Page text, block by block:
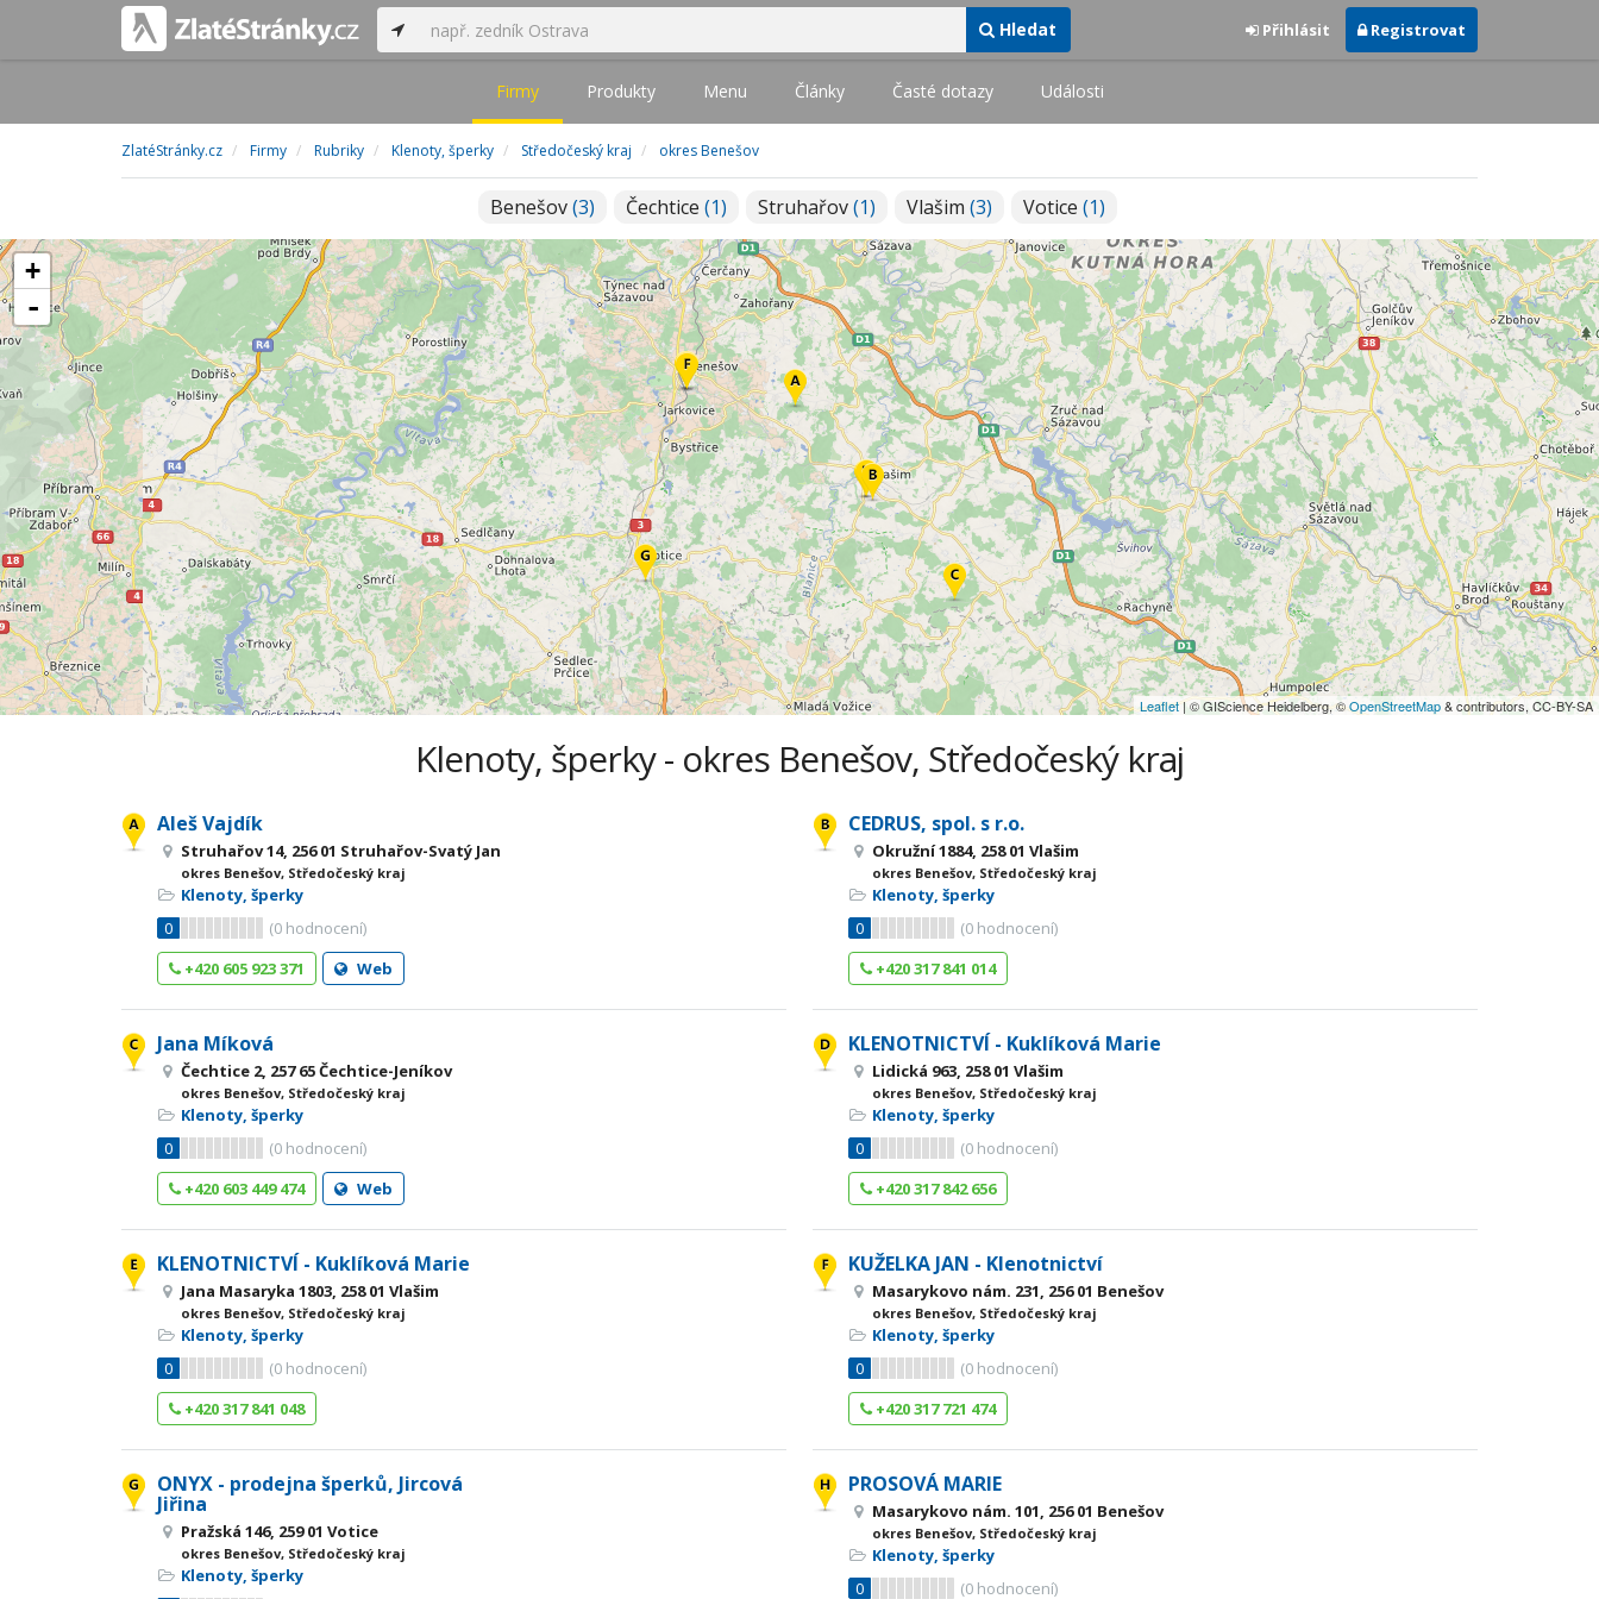
Hledat Přihlásit Registrovat
Firmy Produkty Menu Články Časté dotazy Události
ZlatéStránky.cz Firmy Rubriky Klenoty, šperky Středočeský kraj okres Benešov
Benešov(3) Čechtice (1) Struhařov(1) Vlašim (3) Votice (1)
+
-
Leaflet | © GIScience Heidelberg, ©OpenStreetMap& contributors, CC-BY-SA
Klenoty, šperky - okres Benešov, Středočeský kraj
Aleš Vajdík
Struhařov 14, 256 01 Struhařov-Svatý Jan
okres Benešov, Středočeský kraj
Klenoty, šperky
0
(0 hodnocení)
+420 605 923 371
Web
CEDRUS, spol. s r.o.
Okružní 1884, 258 01 Vlašim
okres Benešov, Středočeský kraj
Klenoty, šperky
0
(0 hodnocení)
+420 317 841 014
Jana Míková
Čechtice 2, 257 65 Čechtice-Jeníkov
okres Benešov, Středočeský kraj
Klenoty, šperky
0
(0 hodnocení)
+420 603 449 474
Web
KLENOTNICTVÍ - Kuklíková Marie
Lidická 963, 258 01 Vlašim
okres Benešov, Středočeský kraj
Klenoty, šperky
0
(0 hodnocení)
+420 317 842 656
KLENOTNICTVÍ - Kuklíková Marie
Jana Masaryka 1803, 258 01 Vlašim
okres Benešov, Středočeský kraj
Klenoty, šperky
0
(0 hodnocení)
+420 317 841 048
KUŽELKA JAN - Klenotnictví
Masarykovo nám. 231, 256 01 Benešov
okres Benešov, Středočeský kraj
Klenoty, šperky
0
(0 hodnocení)
+420 317 721 474
ONYX - prodejna šperků, Jircová
Jiřina
Pražská 146, 259 01 Votice
okres Benešov, Středočeský kraj
Klenoty, šperky
PROSOVÁ MARIE
Masarykovo nám. 101, 256 01 Benešov
okres Benešov, Středočeský kraj
Klenoty, šperky
0
(0 hodnocení)